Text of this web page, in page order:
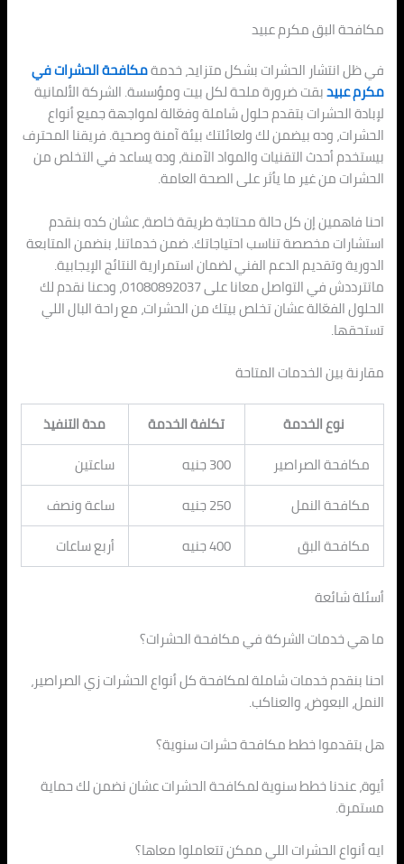
مكافحة البق مكرم عبيد
في ظل انتشار الحشرات بشكل متزايد، خدمةمكافحة الحشرات في
مكرم عبيدبقت ضرورة ملحة لكل بيت ومؤسسة. الشركة الألمانية
لإبادة الحشرات بتقدم حلول شاملة وفعّالة لمواجهة جميع أنواع
الحشرات، وده بيضمن لك ولعائلتك بيئة آمنة وصحية. فريقنا المحترف
بيستخدم أحدث التقنيات والمواد الآمنة، وده يساعد في التخلص من
الحشرات من غير ما يأثر على الصحة العامة.
احنا فاهمين إن كل حالة محتاجة طريقة خاصة، عشان كده بنقدم
استشارات مخصصة تناسب احتياجاتك. ضمن خدماتنا، بنضمن المتابعة
الدورية وتقديم الدعم الفني لضمان استمرارية النتائج الإيجابية.
ماتترددش في التواصل معانا على 01080892037، ودعنا نقدم لك
الحلول الفعّالة عشان تخلص بيتك من الحشرات، مع راحة البال اللي
تستحقها.
مقارنة بين الخدمات المتاحة
نوع الخدمة تكلفة الخدمة
مدة التنفيذ
مكافحة الصراصير
300 جنيه
ساعتين
مكافحة النمل
250 جنيه
ساعة ونصف
مكافحة البق
400 جنيه أربع ساعات
أسئلة شائعة
ما هي خدمات الشركة في مكافحة الحشرات؟
احنا بنقدم خدمات شاملة لمكافحة كل أنواع الحشرات زي الصراصير،
النمل، البعوض، والعناكب.
هل بتقدموا خطط مكافحة حشرات سنوية؟
أيوة، عندنا خطط سنوية لمكافحة الحشرات عشان نضمن لك حماية
مستمرة.
ايه أنواع الحشرات اللي ممكن تتعاملوا معاها؟